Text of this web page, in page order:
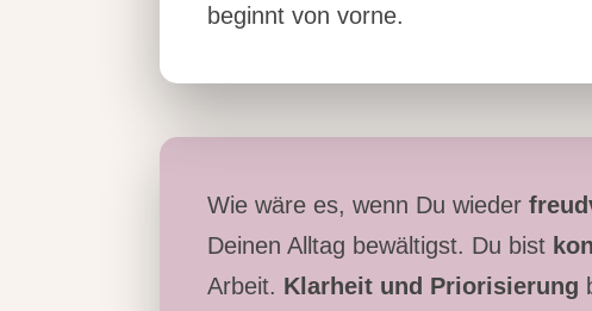
beginnt von vorne.
Wie wäre es, wenn Du wieder
Deinen Alltag bewältigst. Du bist
Arbeit. Klarheit und Priorisierung